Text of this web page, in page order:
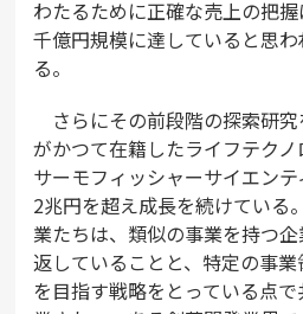
わたるために正確な売上の把
千億円規模に達していると思
る。
さらにその前段階の探索研
がかつて在籍したライフテク
サーモフィッシャーサイエン
2兆円を超え成長を続けている
業たちは、類似の事業を持つ
返していることと、特定の事
を目指す戦略をとっている点